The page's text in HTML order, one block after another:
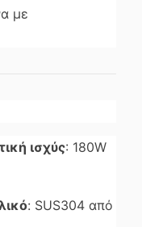
με
ισχύς: 180W
: SUS304 από